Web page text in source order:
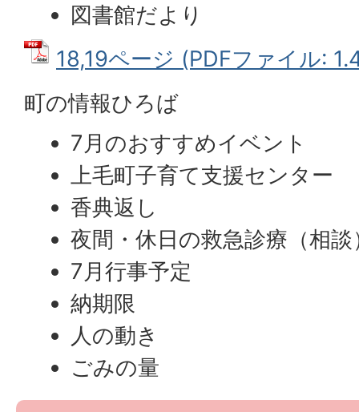
図書館だより
18,19ページ (PDFファイル:
町の情報ひろば
7月のおすすめイベント
上毛町子育て支援センター
香典返し
夜間・休日の救急診療（相談
7月行事予定
納期限
人の動き
ごみの量